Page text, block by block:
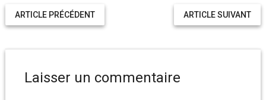
ARTICLE SUIVANT
ARTICLE PRÉCÉDENT
Laisser un commentaire